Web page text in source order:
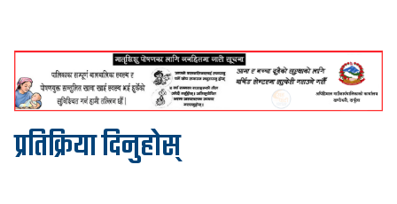
प्रतिक्रिया दिनुहोस्